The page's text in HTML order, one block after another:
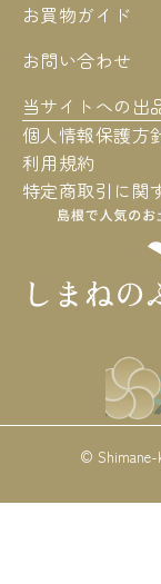
お買物ガイド
お問い合わせ
当サイトへの出
個人情報保護方
利用規約
特定商取引に関
© Shimane-